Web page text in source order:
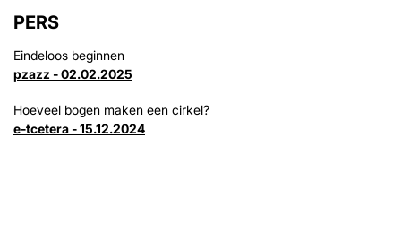
PERS
Eindeloos beginnen
pzazz - 02.02.2025
Hoeveel bogen maken een cirkel?
e-tcetera - 15.12.2024